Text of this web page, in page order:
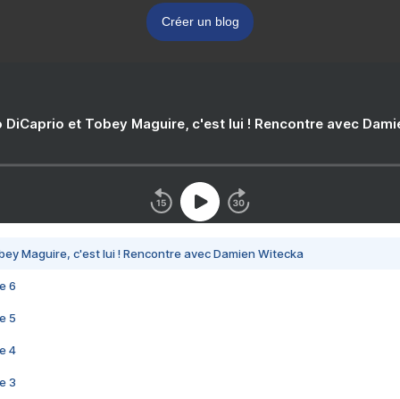
Créer un blog
DiCaprio et Tobey Maguire, c'est lui ! Rencontre avec
Maguire, c'est lui ! Rencontre avec Damien Witecka
6
5
4
3